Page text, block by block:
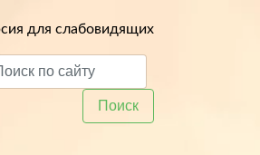
для слабовидящих
Поиск